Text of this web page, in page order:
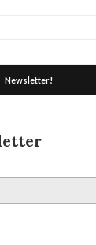
Newsletter!